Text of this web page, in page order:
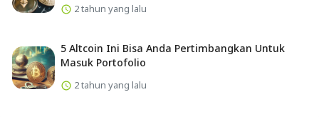
2 tahun yang lalu
5 Altcoin Ini Bisa Anda Pertimbangkan Untuk
Masuk Portofolio
2 tahun yang lalu